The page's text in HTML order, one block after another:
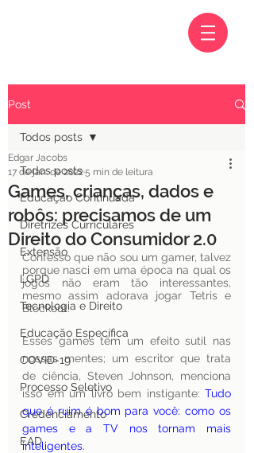
Post
Todos posts
Educação Continuada
Diretrizes Curriculares
Extensão
LGPD
Tecnologia e Direito
Educação Específica
COVID-19
Processo Seletivo
Credenciamento
EAD
Todos posts
Games, crianças, dados e
robôs: precisamos de um
Direito do Consumidor 2.0
Edgar Jacobs
17 de jan. de 20225 min de leitura
Confesso que não sou um gamer, talvez
porque nasci em uma época na qual os
jogos não eram tão interessantes,
mesmo assim adorava jogar Tetris e
Blockout.
Esses games têm um efeito sutil nas
nossas mentes; um escritor que trata
de ciência, Steven Johnson, menciona
isso em um livro bem instigante: Tudo
que é ruim é bom para você: como os
games e a TV nos tornam mais
inteligentes.